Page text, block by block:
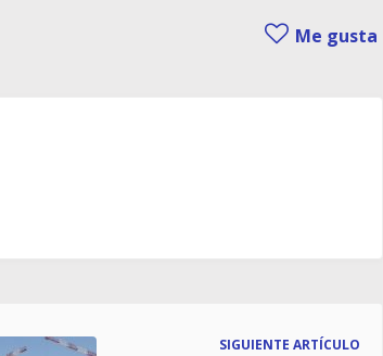
Me gusta
SIGUIENTE ARTÍCULO